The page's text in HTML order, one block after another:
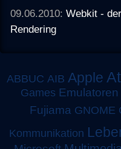
09.06.2010:Webkit -
Rendering
ABBUC AIB Apple
Games Emulatoren
Fujiama GNOME
Kommunikation